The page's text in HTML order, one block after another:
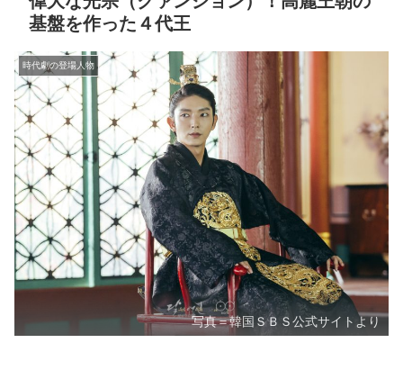
基盤を作った４代王
時代劇の登場人物
写真＝韓国ＳＢＳ公式サイトより